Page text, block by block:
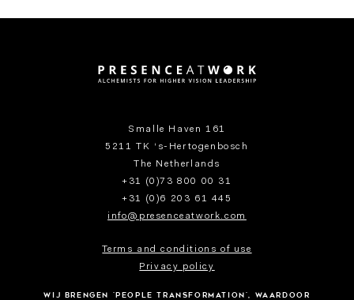
Wij BRENGEN 'PEOPLE TRANSFORMATION', WAARDOOR
Smalle Haven 161
5211 TK ‘s-Hertogenbosch
The Netherlands
+31 (0)73 800 00 31
+31 (0)6 203 61 445
info@presenceatwork.com
Terms and conditions of use
Privacy policy